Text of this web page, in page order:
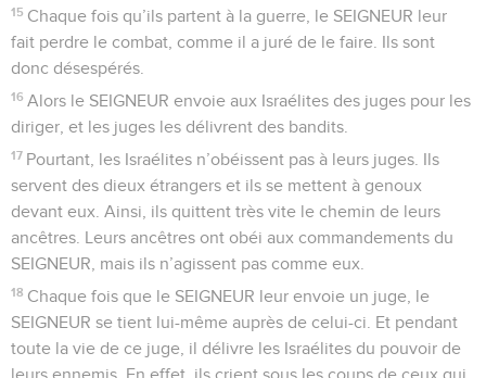
15 Chaque fois qu’ils partent à la guerre, le SEIGNEUR leur
fait perdre le combat, comme il a juré de le faire. Ils sont
donc désespérés.
16 Alors le SEIGNEUR envoie aux Israélites des juges pour les
diriger, et les juges les délivrent des bandits.
17 Pourtant, les Israélites n’obéissent pas à leurs juges. Ils
servent des dieux étrangers et ils se mettent à genoux
devant eux. Ainsi, ils quittent très vite le chemin de leurs
ancêtres. Leurs ancêtres ont obéi aux commandements du
SEIGNEUR, mais ils n’agissent pas comme eux.
18 Chaque fois que le SEIGNEUR leur envoie un juge, le
SEIGNEUR se tient lui-même auprès de celui-ci. Et pendant
toute la vie de ce juge, il délivre les Israélites du pouvoir de
leurs ennemis. En effet, ils crient sous les coups de ceux qui